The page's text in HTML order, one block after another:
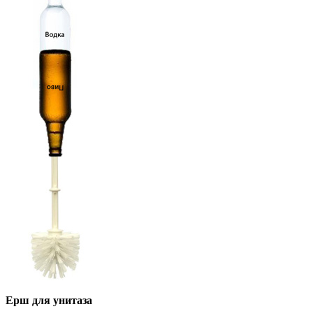
Ерш для унитаза